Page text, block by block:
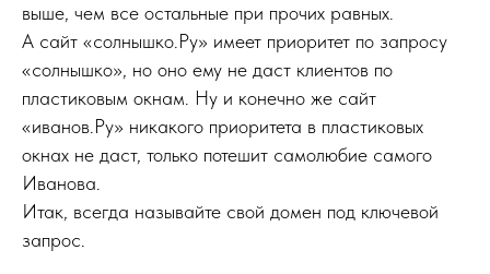
выше, чем все остальные при прочих равных.
А сайт «солнышко.Ру» имеет приоритет по запросу
«солнышко», но оно ему не даст клиентов по
пластиковым окнам. Ну и конечно же сайт
«иванов.Ру» никакого приоритета в пластиковых
окнах не даст, только потешит самолюбие самого
Иванова.
Итак, всегда называйте свой домен под ключевой
запрос.